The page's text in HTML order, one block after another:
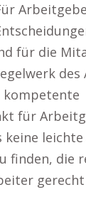
für die
kompetente
für
leichte
finden, die
gerecht